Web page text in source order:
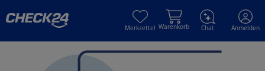
Merkzettel Warenkorb Chat Anmelden